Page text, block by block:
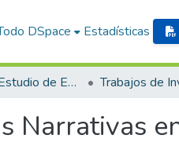
DSpace Estadísticas
Programa de Estudio de Educación Inicial
Narrativas